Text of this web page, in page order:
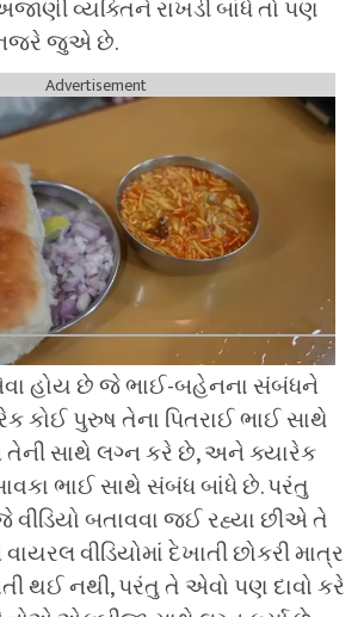
વ્યક્તિને રાખડી બાંધે તો પણ
નજરે જુએ છે.
Advertisement
હોય છે જે ભાઈ-બહેનના સંબંધને
કોઈ પુરુષ તેના પિતરાઈ ભાઈ સાથે
સાથે લગ્ન કરે છે, અને ક્યારેક
ભાઈ સાથે સંબંધ બાંધે છે. પરંતુ
બતાવવા જઈ રહ્યા છીએ તે
વીડિયોમાં દેખાતી છોકરી માત્ર
થઈ નથી, પરંતુ તે એવો પણ દાવો કરે